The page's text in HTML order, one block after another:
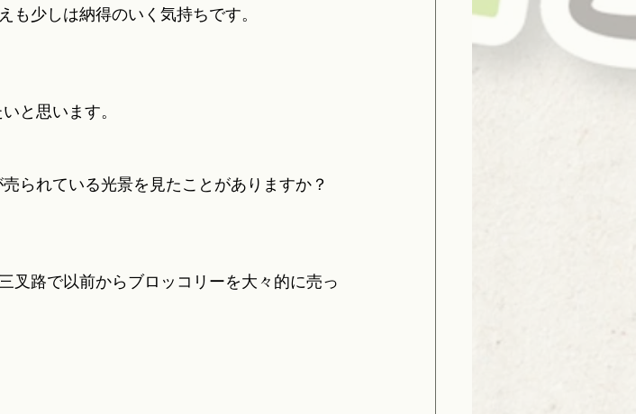
も少しは納得のいく気持ちです。
と思います。
られている光景を見たことがありますか？
叉路で以前からブロッコリーを大々的に売っ